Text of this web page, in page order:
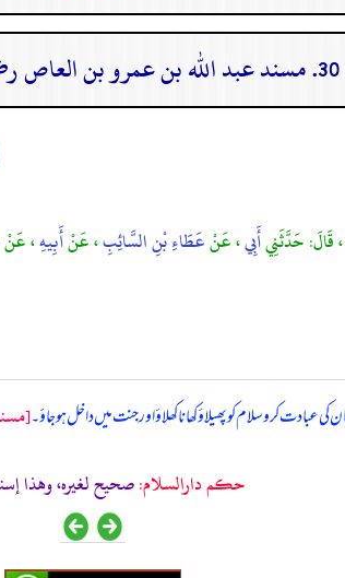
30. مسند عبد الله بن عمرو بن العاص رضي الله تعالى عنهما
، قَالَ: حَدَّثَنِيأَبِي، عَنْعَطَاءِ بْنِ السَّائِبِ، عَنْأَبِيهِ، عَنْ
کی عبادت کرو سلام کو پھیلاؤ کھانا کھلاؤ اور جنت میں داخل ہوجاؤ۔
حکم دارالسلام:صحيح لغيره، وهذا